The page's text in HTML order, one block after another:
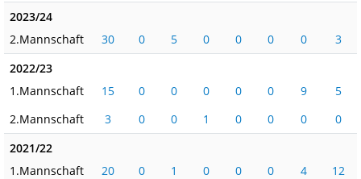
2023/24
2.Mannschaft
30 0 5 0 0 0 0
3
2022/23
1.Mannschaft
15 0 0 0 0 0 9
5
2.Mannschaft
3 0 0 1 0 0 0
0
2021/22
1.Mannschaft
20 0 1 0 0 0 4
12